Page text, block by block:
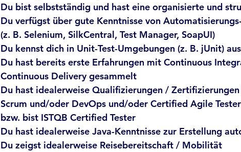
Du bist selbstständig und hast eine organisierte und
Du verfügst über gute Kenntnisse von
(z. B. Selenium, SilkCentral, Test Manager, SoapUI)
Du kennst dich in Unit-Test-Umgebungen (z. B. jUnit) aus
Du hast bereits erste Erfahrungen mit Continuous
Continuous Delivery gesammelt
Du hast idealerweise Qualifizierungen /
Scrum und/oder DevOps und/oder Certified Agile Tester
bzw. bist ISTQB Certified Tester
Du hast idealerweise Java-Kenntnisse zur Erstellung
Du zeigst idealerweise Reisebereitschaft / Mobilität